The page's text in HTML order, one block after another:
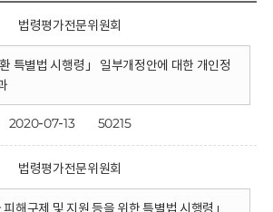
법령평가전문위원회
특별법 시행령」 일부개정안에 대한 개인정
2020-07-13 50215
법령평가전문위원회
해구제 및 지원 등을 위한 특별법 시행령」